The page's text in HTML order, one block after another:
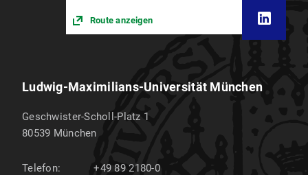
Route anzeigen
Ludwig-Maximilians-Universität München
Geschwister-Scholl-Platz 1
80539 München
Telefon:
+49 89 2180-0